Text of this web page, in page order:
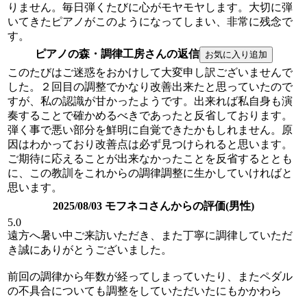
りません。毎日弾くたびに心がモヤモヤします。大切に弾
いてきたピアノがこのようになってしまい、非常に残念で
す。
ピアノの森・調律工房さんの返信
このたびはご迷惑をおかけして大変申し訳ございませんで
した。２回目の調整でかなり改善出来たと思っていたので
すが、私の認識が甘かったようです。出来れば私自身も演
奏することで確かめるべきであったと反省しております。
弾く事で悪い部分を鮮明に自覚できたかもしれません。原
因はわかっており改善点は必ず見つけられると思います。
ご期待に応えることが出来なかったことを反省するととも
に、この教訓をこれからの調律調整に生かしていければと
思います。
2025/08/03 モフネコさんからの評価(男性)
5.0
遠方へ暑い中ご来訪いただき、また丁寧に調律していただ
き誠にありがとうございました。
前回の調律から年数が経ってしまっていたり、またペダル
の不具合についても調整をしていただいたにもかかわら